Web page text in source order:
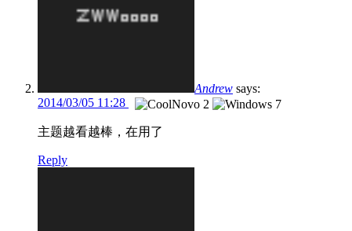
Andrew says:
2014/03/05 11:28
主题越看越棒，在用了
Reply